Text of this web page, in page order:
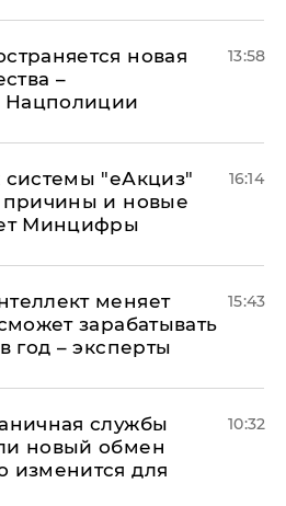
новая
–
Нацполиции
13:58
системы "еАкциз"
причины и новые
Минцифры
16:14
меняет
зарабатывать
год – эксперты
15:43
службы
новый обмен
изменится для
10:32